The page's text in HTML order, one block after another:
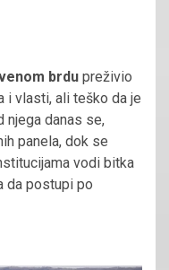
brdu preživio
i vlasti, ali teško da je
njega danas se,
panela, dok se
vodi bitka
da postupi po